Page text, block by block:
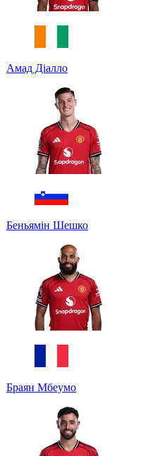
Амад Діалло
Беньямін Шешко
Браян Мбеумо